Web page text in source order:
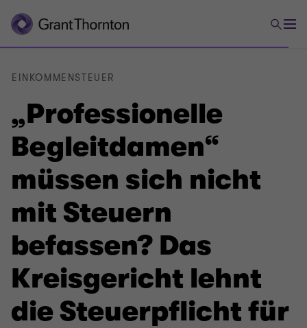
„Professionelle
Begleitdamen“
müssen sich nicht
mit Steuern
befassen? Das
Kreisgericht lehnt
die Steuerpflicht für
EINKOMMENSTEUER